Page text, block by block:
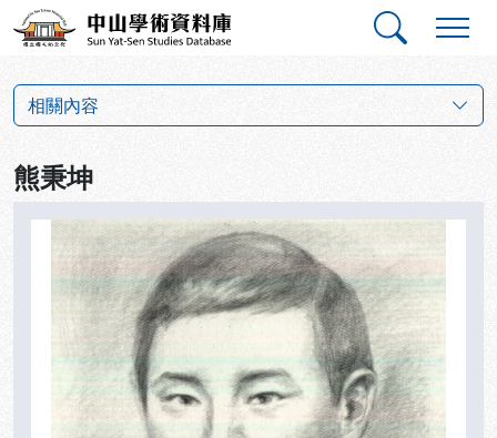
跳到主要內容
中山學術資料庫
革命群英小傳
相關內容
熊秉坤